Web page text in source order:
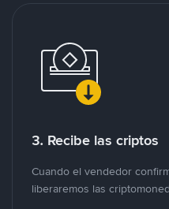
3. Recibe las criptos
Cuando el vendedor
liberaremos las